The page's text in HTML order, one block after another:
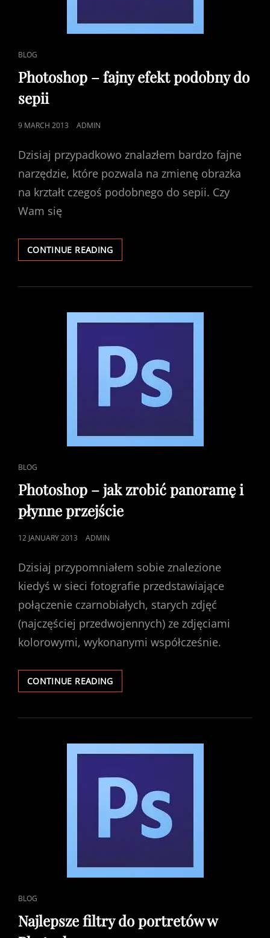
CAT
LINKS
BLOG
Photoshop – fajny efekt podobny do
sepii
POSTED
9 MARCH 2013 ADMIN
Dzisiaj przypadkowo znalazłem bardzo fajne
narzędzie, które pozwala na zmienę obrazka
na krztałt czegoś podobnego do sepii. Czy
Wam się
CONTINUE READINGPHOTOSHOP
–
EFEKT
DO
SEPII
CAT
LINKS
BLOG
Photoshop – jak zrobić panoramę i
płynne przejście
POSTED
12 JANUARY 2013 ADMIN
Dzisiaj przypomniałem sobie znalezione
kiedyś w sieci fotografie przedstawiające
połączenie czarnobiałych, starych zdjęć
(najczęściej przedwojennych) ze zdjęciami
kolorowymi, wykonanymi współcześnie.
CONTINUE READINGPHOTOSHOP
–
ZROBIĆ
I
PŁYNNE
CAT
LINKS
BLOG
Najlepsze filtry do portretów w